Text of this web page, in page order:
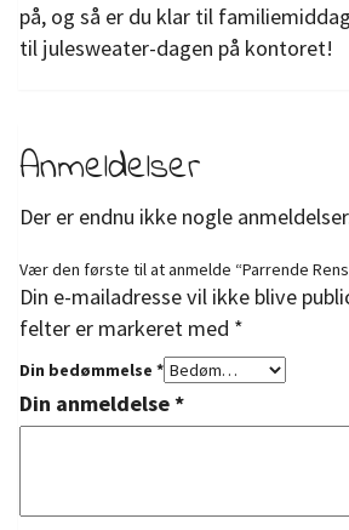
på, og så er du klar til
til julesweater-dagen på kontoret!
Anmeldelser
Der er endnu ikke nogle
Vær den første til at anmelde “Parrende
Din e-mailadresse vil ikke blive
felter er markeret med *
Din bedømmelse *
Din anmeldelse*